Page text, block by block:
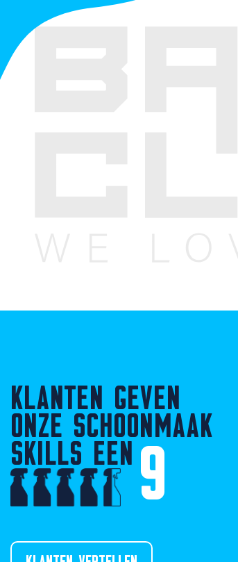
KLANTEN GEVEN
ONZE SCHOONMAAK
SKILLS EEN 9